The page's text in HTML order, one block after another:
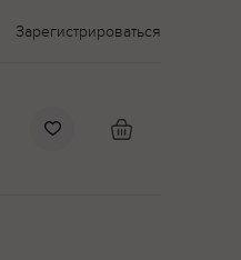
Зарегистрироваться